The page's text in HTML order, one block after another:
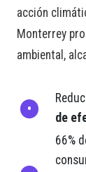
acción
Monterrey
ambiental,
de
66%